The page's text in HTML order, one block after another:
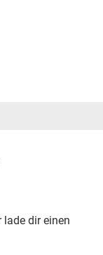
lade dir einen